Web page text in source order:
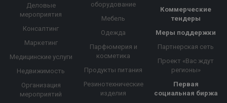
Деловые
мероприятия
Консалтинг
Маркетинг
Медицинские услуги
Недвижимость
Организация
мероприятий
оборудование
Мебель
Одежда
Парфюмерия и
косметика
Продукты питания
Резинотехнические
изделия
Коммерческие
тендеры
Меры поддержки
Партнерская сеть
Проект «Вас ждут
регионы»
Первая
социальная биржа